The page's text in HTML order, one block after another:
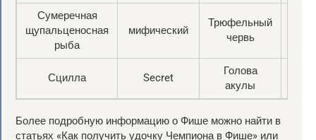
Сумеречная
щупальценосная
рыба
мифический
Трюфельный
червь
Сцилла Secret
Голова
акулы
Более подробную информацию о Фише можно найти в
статьях «Как получить удочку Чемпиона в Фише» или